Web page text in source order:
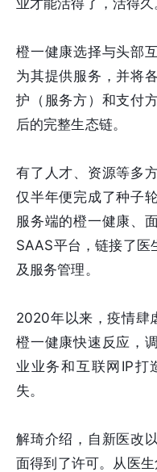
业才能活得了，活得久
橙一健康选择与头部
为其提供服务，并将
护（服务方）和支付
后的完整生态链。
有了人才、资源等多
仅半年便完成了种子
服务端的橙一健康、
SAAS平台，链接了医
及服务管理。
2020年以来，疫情肆
橙一健康快速反应，
业业务和互联网IP打
失。
解琦介绍，自新医改
面得到了许可。从医